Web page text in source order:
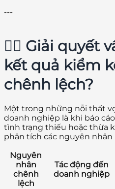
---
🕵️‍♂️ Giải quyết
kết quả kiểm
chênh lệch?
Một trong những nỗi thất
doanh nghiệp là khi báo
tình trạng thiếu hoặc thừa
phân tích các nguyên nhân
Nguyên
nhân
chênh
lệch
Tác động đến
doanh nghiệp